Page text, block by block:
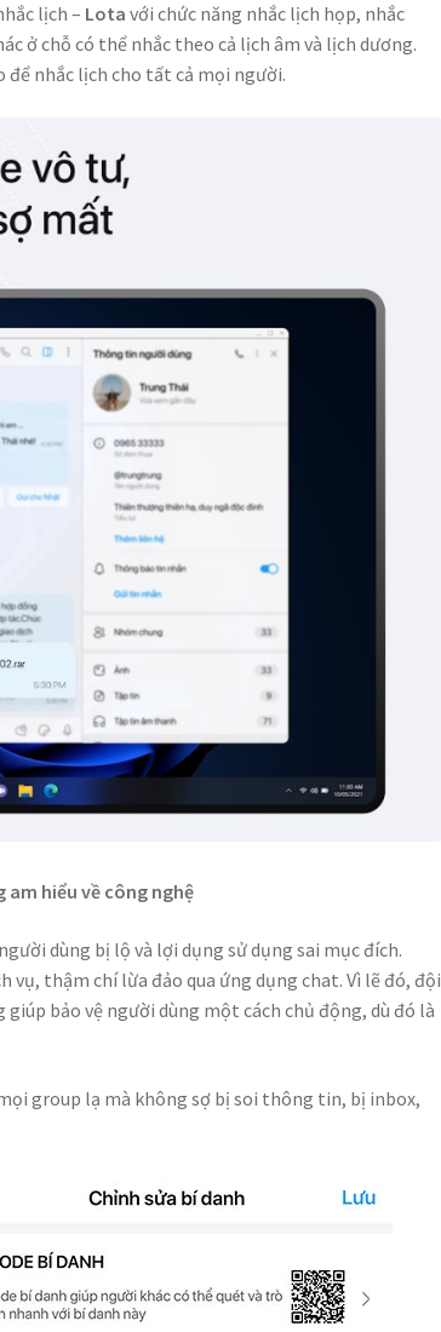
lịch – Lota với chức năng nhắc lịch họp, nhắc
ở chỗ có thể nhắc theo cả lịch âm và lịch dương.
nhắc lịch cho tất cả mọi người.
am hiểu về công nghệ
dùng bị lộ và lợi dụng sử dụng sai mục đích.
vụ, thậm chí lừa đảo qua ứng dụng chat. Vì lẽ đó, đội
bảo vệ người dùng một cách chủ động, dù đó là
group lạ mà không sợ bị soi thông tin, bị inbox,